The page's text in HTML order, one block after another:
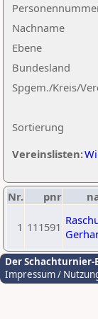
Nachname
Ebene
Sortierung
Bundesland
Spgem./Kreis/
Vereinslisten:
Nr. pnr
1 111591
Der Schachturnier-
Impressum /